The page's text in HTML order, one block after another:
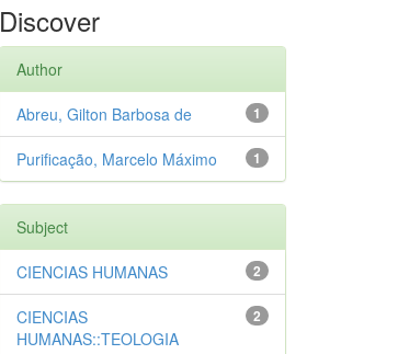
Discover
Author
1
Abreu, Gilton Barbosa de
1
Purificação, Marcelo Máximo
Subject
2
CIENCIAS HUMANAS
2
CIENCIAS
HUMANAS::TEOLOGIA